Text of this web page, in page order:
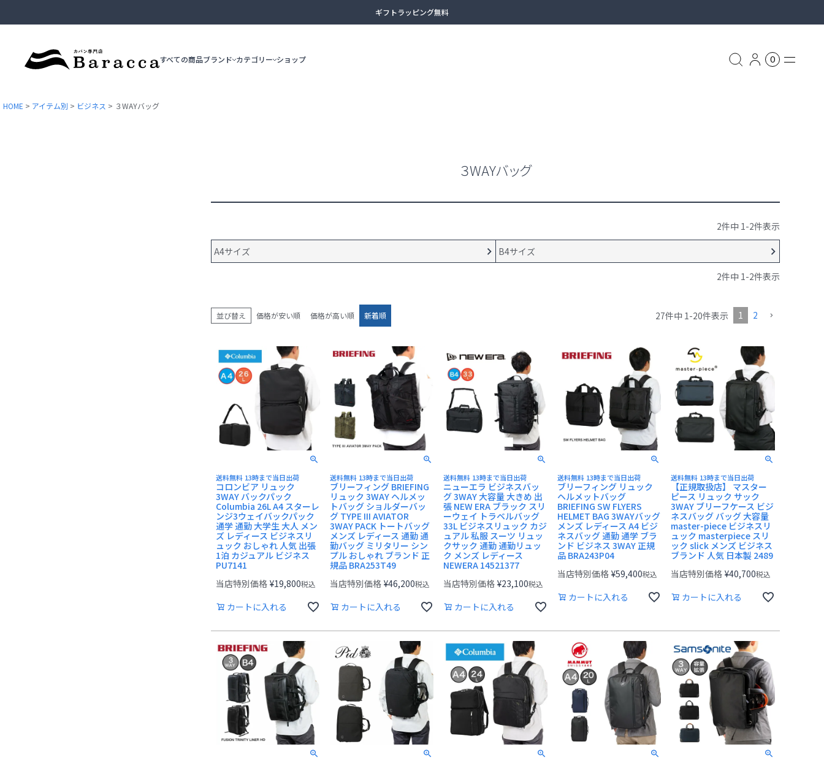
ギフトラッピング無料
すべての商品ブランド
AMERICAN TOURISTER
カテゴリー
ブリーフケース
カジュアルリュック
ボストンバッグ スーツケース
二つ折り財布
名刺入れ キーケース
ショップ 0
HOME アイテム別 ビジネス ３WAYバッグ
３WAYバッグ
2件中 1-2件表示
A4サイズ B4サイズ
2件中 1-2件表示
並び替え 価格が安い順 価格が高い順 新着順 27件中 1-20件表示 1 2
送料無料 13時まで当日出荷
コロンビア リュック
3WAY バックパック
Columbia 26L A4 スターレ
ンジ3ウェイバックパック
通学 通勤 大学生 大人 メン
ズ レディース ビジネスリ
ュック おしゃれ 人気 出張
1泊 カジュアル ビジネス
PU7141
当店特別価格 ¥19,800税込
カートに入れる
送料無料 13時まで当日出荷
ブリーフィング BRIEFING
リュック 3WAY ヘルメッ
トバッグ ショルダーバッ
グ TYPE III AVIATOR
3WAY PACK トートバッグ
メンズ レディース 通勤 通
勤バッグ ミリタリー シン
プル おしゃれ ブランド 正
規品 BRA253T49
当店特別価格 ¥46,200税込
カートに入れる
送料無料 13時まで当日出荷
ニューエラ ビジネスバッ
グ 3WAY 大容量 大きめ 出
張 NEW ERA ブラック スリ
ーウェイ トラベルバッグ
33L ビジネスリュック カジ
ュアル 私服 スーツ リュッ
クサック 通勤 通勤リュッ
ク メンズ レディース
NEWERA 14521377
当店特別価格 ¥23,100税込
カートに入れる
送料無料 13時まで当日出荷
ブリーフィング リュック
ヘルメットバッグ
BRIEFING SW FLYERS
HELMET BAG 3WAYバッグ
メンズ レディース A4 ビジ
ネスバッグ 通勤 通学 ブラ
ンド ビジネス 3WAY 正規
品 BRA243P04
当店特別価格 ¥59,400税込
カートに入れる
送料無料 13時まで当日出荷
【正規取扱店】 マスター
ピース リュック サック
3WAY ブリーフケース ビジ
ネスバッグ バッグ 大容量
master-piece ビジネスリ
ュック masterpiece スリ
ック slick メンズ ビジネス
ブランド 人気 日本製 2489
当店特別価格 ¥40,700税込
カートに入れる